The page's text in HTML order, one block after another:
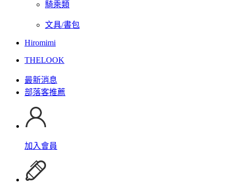
騎乘類
文具/書包
Hiromimi
THELOOK
最新消息
部落客推薦
加入會員